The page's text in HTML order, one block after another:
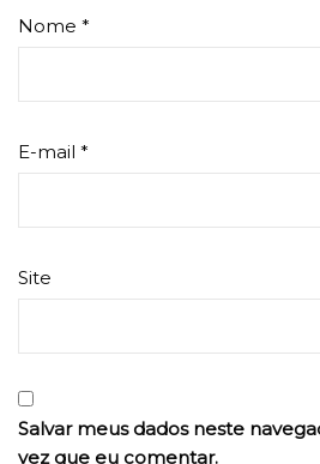
Nome *
E-mail *
Site
Salvar meus dados neste
vez que eu comentar.